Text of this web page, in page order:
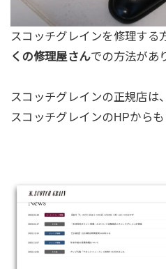
スコッチグレインを修理する
くの修理屋さんでの方法があ
スコッチグレインの正規店は、
スコッチグレインのHPから